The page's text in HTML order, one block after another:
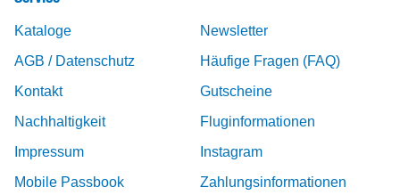
Kataloge
Newsletter
AGB / Datenschutz
Häufige Fragen (FAQ)
Kontakt
Gutscheine
Nachhaltigkeit
Fluginformationen
Impressum
Instagram
Mobile Passbook
Zahlungsinformationen